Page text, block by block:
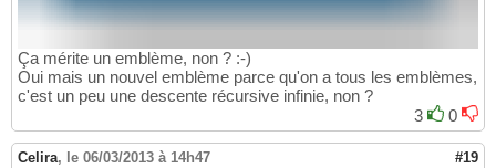
Ça mérite un emblème, non ? :-)
Oui mais un nouvel emblème parce qu'on a tous les emblèmes,
c'est un peu une descente récursive infinie, non ?
3
0
Celira, le 06/03/2013 à 14h47 #19